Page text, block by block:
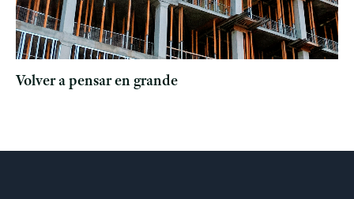
Volver a pensar en grande